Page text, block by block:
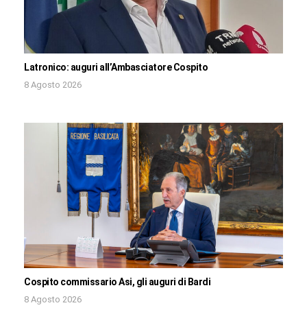
Latronico: auguri all’Ambasciatore Cospito
8 Agosto 2026
Cospito commissario Asi, gli auguri di Bardi
8 Agosto 2026